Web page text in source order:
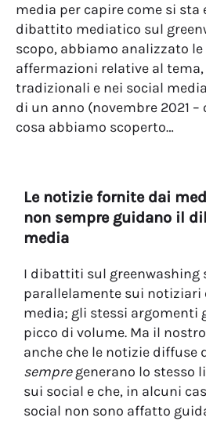
media per capire come si sta
dibattito mediatico sul
scopo, abbiamo analizzato le
affermazioni relative al
tradizionali e nei social
di un anno (novembre 2021 –
cosa abbiamo scoperto…
Le notizie fornite dai
non sempre guidano il
media
I dibattiti sul greenwashing
parallelamente sui notiziari
media; gli stessi argomenti
picco di volume. Ma il
anche che le notizie diffuse
sempregenerano lo stesso
sui social e che, in alcuni
social non sono affatto